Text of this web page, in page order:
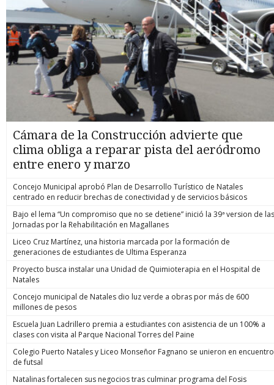
Cámara de la Construcción advierte que
clima obliga a reparar pista del aeródromo
entre enero y marzo
Concejo Municipal aprobó Plan de Desarrollo Turístico de Natales
centrado en reducir brechas de conectividad y de servicios básicos
Bajo el lema “Un compromiso que no se detiene” inició la 39ª version de las
Jornadas por la Rehabilitación en Magallanes
Liceo Cruz Martínez, una historia marcada por la formación de
generaciones de estudiantes de Ultima Esperanza
Proyecto busca instalar una Unidad de Quimioterapia en el Hospital de
Natales
Concejo municipal de Natales dio luz verde a obras por más de 600
millones de pesos
Escuela Juan Ladrillero premia a estudiantes con asistencia de un 100% a
clases con visita al Parque Nacional Torres del Paine
Colegio Puerto Natales y Liceo Monseñor Fagnano se unieron en encuentro
de futsal
Natalinas fortalecen sus negocios tras culminar programa del Fosis